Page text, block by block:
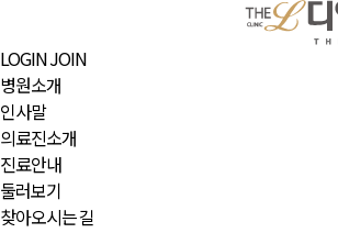
LOGINJOIN
병원소개
인사말
의료진소개
진료안내
둘러보기
찾아오시는 길